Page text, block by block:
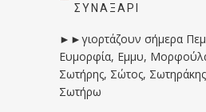
ΣΥΝΑΞΆΡΙ
►►γιορτάζουν σήμερα
Ευμορφία, Εμμυ,
Σωτήρης, Σώτος,
Σωτήρω